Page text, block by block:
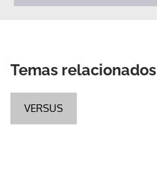
Temas relacionados
VERSUS